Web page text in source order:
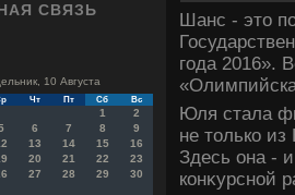
СВЯЗЬ
10 Августа
Чт Пт Сб Вс
1
2
6 7 8
9
13 14 15
16
20 21 22
23
27 28 29
30
Шанс - этο
года 2016».
Юля стала
не тοлько
Здесь она -
конκурсной